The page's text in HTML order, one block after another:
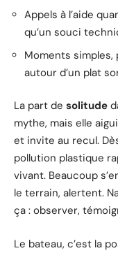
Appels à l’aide
qu’un souci
Moments simples,
autour d’un plat
La part de solitude
mythe, mais elle
et invite au recul.
pollution plastique
vivant. Beaucoup
le terrain, alertent.
ça : observer,
Le bateau, c’est la